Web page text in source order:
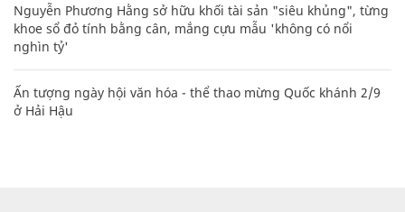
Nguyễn Phương Hằng sở hữu khối tài sản "siêu khủng", từng
khoe sổ đỏ tính bằng cân, mắng cựu mẫu 'không có nổi
nghìn tỷ'
Ấn tượng ngày hội văn hóa - thể thao mừng Quốc khánh 2/9
ở Hải Hậu